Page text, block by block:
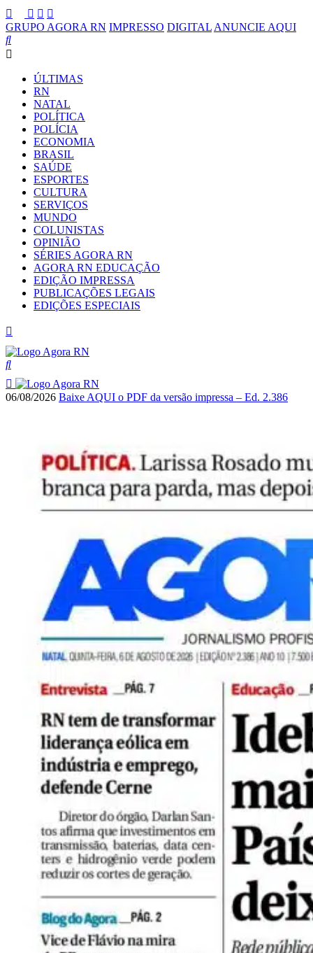
GRUPO AGORA RN IMPRESSO DIGITAL ANUNCIE AQUI
ÚLTIMAS
RN
NATAL
POLÍTICA
POLÍCIA
ECONOMIA
BRASIL
SAÚDE
ESPORTES
CULTURA
SERVIÇOS
MUNDO
COLUNISTAS
OPINIÃO
SÉRIES AGORA RN
AGORA RN EDUCAÇÃO
EDIÇÃO IMPRESSA
PUBLICAÇÕES LEGAIS
EDIÇÕES ESPECIAIS
06/08/2026 Baixe AQUI o PDF da versão impressa – Ed. 2.386